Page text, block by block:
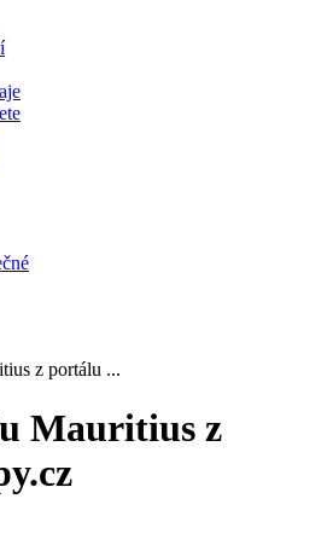
z portálu ...
Mauritius z